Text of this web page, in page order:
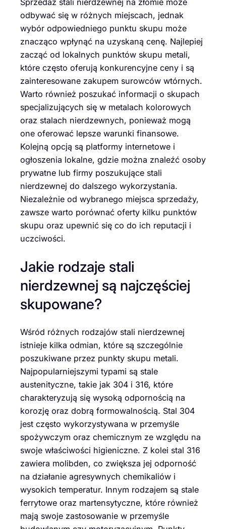
Sprzedaż stali nierdzewnej na złomie może
odbywać się w różnych miejscach, jednak
wybór odpowiedniego punktu skupu może
znacząco wpłynąć na uzyskaną cenę. Najlepiej
zacząć od lokalnych punktów skupu metali,
które często oferują konkurencyjne ceny i są
zainteresowane zakupem surowców wtórnych.
Warto również poszukać informacji o skupach
specjalizujących się w metalach kolorowych
oraz stalach nierdzewnych, ponieważ mogą
one oferować lepsze warunki finansowe.
Kolejną opcją są platformy internetowe i
ogłoszenia lokalne, gdzie można znaleźć osoby
prywatne lub firmy poszukujące stali
nierdzewnej do dalszego wykorzystania.
Niezależnie od wybranego miejsca sprzedaży,
zawsze warto porównać oferty kilku punktów
skupu oraz upewnić się co do ich reputacji i
uczciwości.
Jakie rodzaje stali
nierdzewnej są najczęściej
skupowane?
Wśród różnych rodzajów stali nierdzewnej
istnieje kilka odmian, które są szczególnie
poszukiwane przez punkty skupu metali.
Najpopularniejszymi typami są stale
austenityczne, takie jak 304 i 316, które
charakteryzują się wysoką odpornością na
korozję oraz dobrą formowalnością. Stal 304
jest często wykorzystywana w przemyśle
spożywczym oraz chemicznym ze względu na
swoje właściwości higieniczne. Z kolei stal 316
zawiera molibden, co zwiększa jej odporność
na działanie agresywnych chemikaliów i
wysokich temperatur. Innym rodzajem są stale
ferrytowe oraz martensytyczne, które również
mają swoje zastosowanie w przemyśle